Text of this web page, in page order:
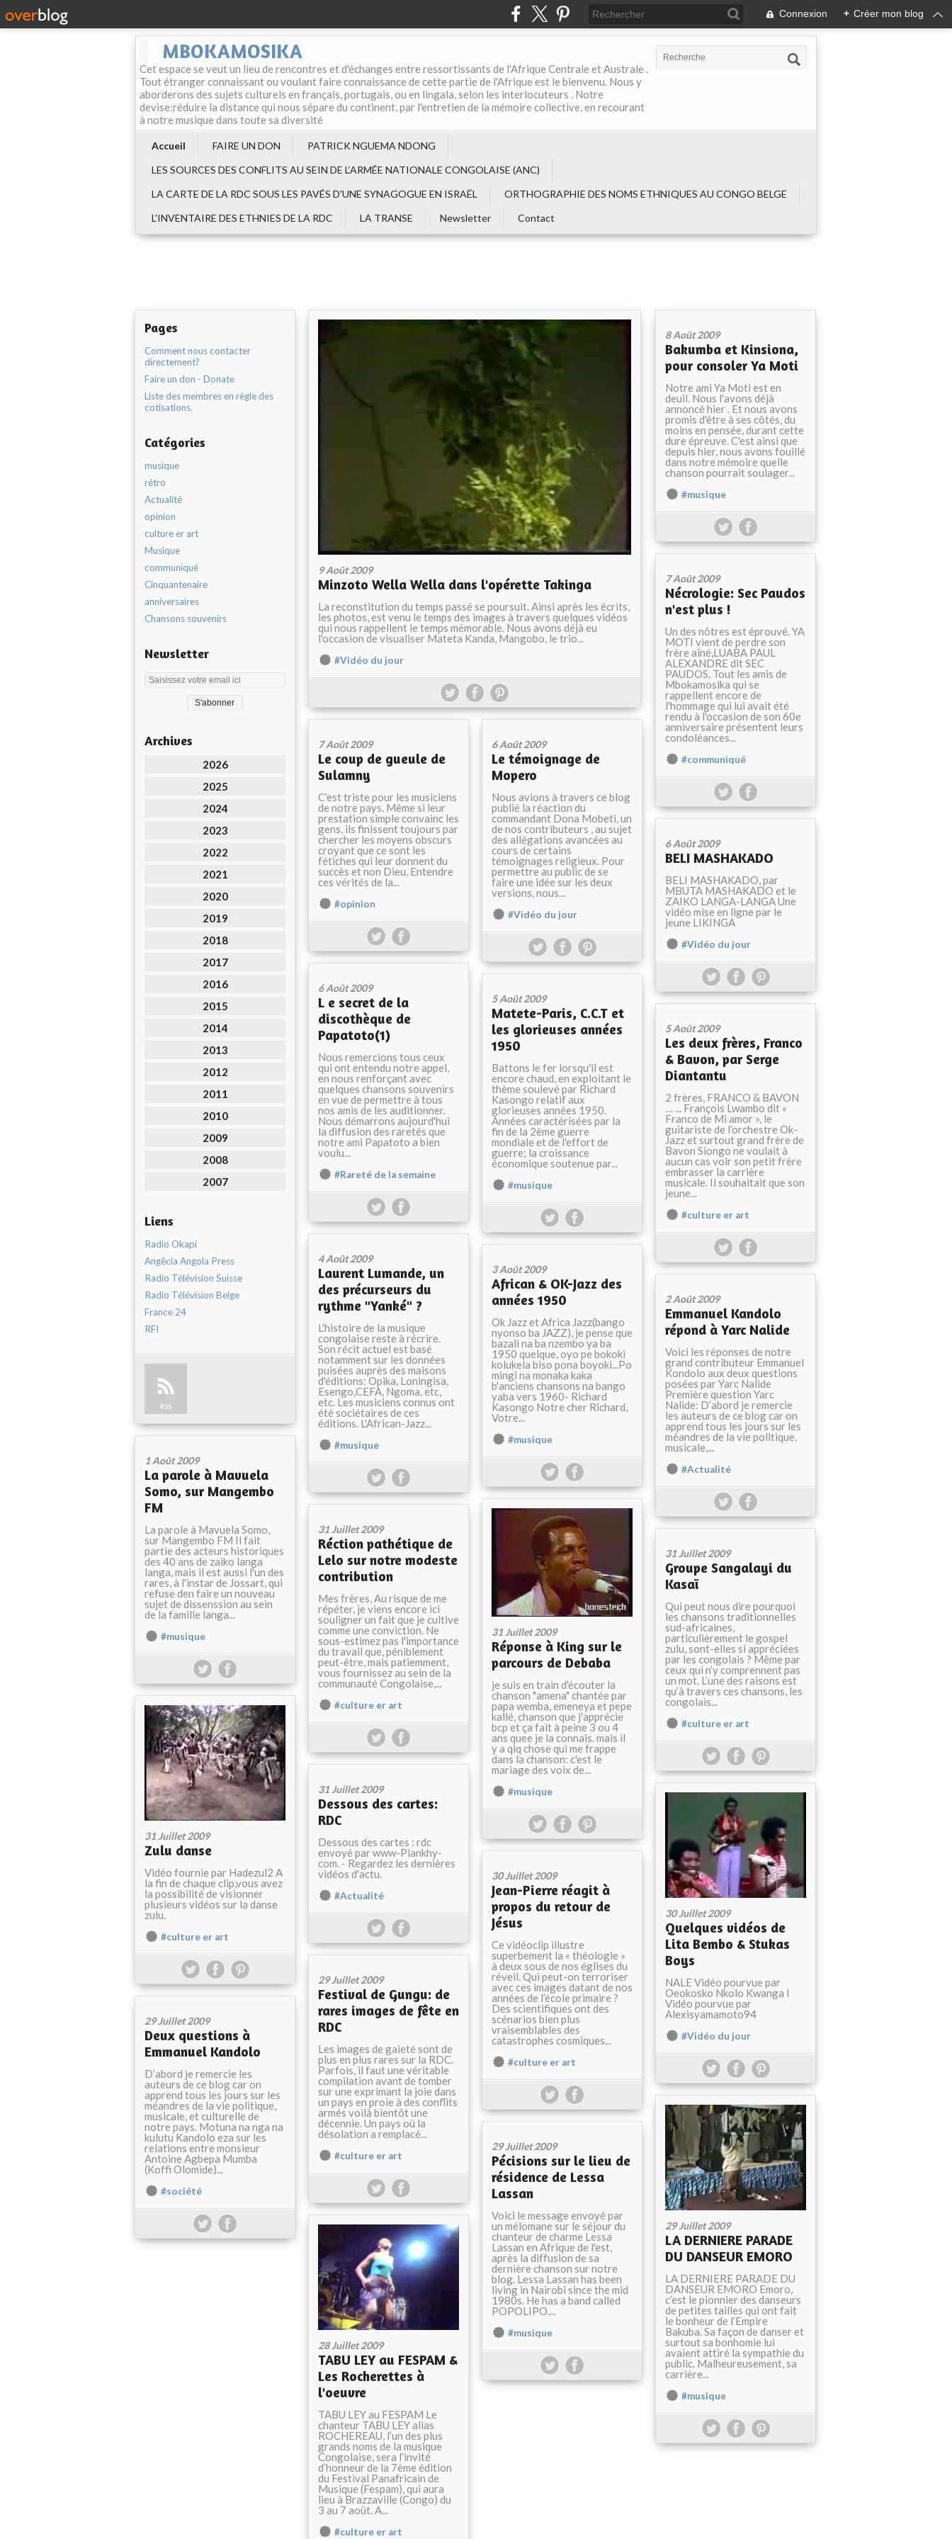
Connexion + Créer mon blog
MBOKAMOSIKA
Cet espace se veut un lieu de rencontres et d'échanges entre ressortissants de l'Afrique Centrale et Australe .
Tout étranger connaissant ou voulant faire connaissance de cette partie de l'Afrique est le bienvenu. Nous y
aborderons des sujets culturels en français, portugais, ou en lingala, selon les interlocuteurs . Notre
devise:réduire la distance qui nous sépare du continent, par l'entretien de la mémoire collective, en recourant
à notre musique dans toute sa diversité
Accueil FAIRE UN DON
PATRICK NGUEMA NDONG
LES SOURCES DES CONFLITS AU SEIN DE L‘ARMÉE NATIONALE CONGOLAISE (ANC)
LA CARTE DE LA RDC SOUS LES PAVÉS D'UNE SYNAGOGUE EN ISRAËL
ORTHOGRAPHIE DES NOMS ETHNIQUES AU CONGO BELGE
L'INVENTAIRE DES ETHNIES DE LA RDC
LA TRANSE Newsletter Contact
Pages
Comment nous contacter
directement?
Faire un don - Donate
Liste des membres en règle des
cotisations.
Catégories
musique
rétro
Actualité
opinion
culture er art
Musique
communiqué
Cinquantenaire
anniversaires
Chansons souvenirs
Newsletter
Archives
2026
2025
2024
2023
2022
2021
2020
2019
2018
2017
2016
2015
2014
2013
2012
2011
2010
2009
2008
2007
Liens
Radio Okapi
Angêcia Angola Press
Radio Télévision Suisse
Radio Télévision Belge
France 24
RFI
RSS
9 Août 2009
Minzoto Wella Wella dans l'opérette Takinga
La reconstitution du temps passé se poursuit. Ainsi après les écrits,
les photos, est venu le temps des images à travers quelques vidéos
qui nous rappellent le temps mémorable. Nous avons déjà eu
l'occasion de visualiser Mateta Kanda, Mangobo, le trio...
#Vidéo du jour
8 Août 2009
Bakumba et Kinsiona,
pour consoler Ya Moti
Notre ami Ya Moti est en
deuil. Nous l'avons déjà
annoncé hier . Et nous avons
promis d'être à ses côtés, du
moins en pensée, durant cette
dure épreuve. C'est ainsi que
depuis hier, nous avons fouillé
dans notre mémoire quelle
chanson pourrait soulager...
#musique
7 Août 2009
Nécrologie: Sec Paudos
n'est plus !
Un des nôtres est éprouvé. YA
MOTI vient de perdre son
frère aîné,LUABA PAUL
ALEXANDRE dit SEC
PAUDOS. Tout les amis de
Mbokamosika qui se
rappellent encore de
l'hommage qui lui avait été
rendu à l'occasion de son 60e
anniversaire présentent leurs
condoléances...
#communiqué
7 Août 2009
Le coup de gueule de
Sulamny
C'est triste pour les musiciens
de notre pays. Même si leur
prestation simple convainc les
gens, ils finissent toujours par
chercher les moyens obscurs
croyant que ce sont les
fétiches qui leur donnent du
succès et non Dieu. Entendre
ces vérités de la...
#opinion
6 Août 2009
Le témoignage de
Mopero
Nous avions à travers ce blog
publié la réaction du
commandant Dona Mobeti, un
de nos contributeurs , au sujet
des allégations avancées au
cours de certains
témoignages religieux. Pour
permettre au public de se
faire une idée sur les deux
versions, nous...
#Vidéo du jour
6 Août 2009
BELI MASHAKADO
BELI MASHAKADO, par
MBUTA MASHAKADO et le
ZAIKO LANGA-LANGA Une
vidéo mise en ligne par le
jeune LIKINGA
#Vidéo du jour
6 Août 2009
L e secret de la
discothèque de
Papatoto(1)
Nous remercions tous ceux
qui ont entendu notre appel,
en nous renforçant avec
quelques chansons souvenirs
en vue de permettre à tous
nos amis de les auditionner.
Nous démarrons aujourd'hui
la diffusion des raretés que
notre ami Papatoto a bien
voulu...
#Rareté de la semaine
5 Août 2009
Matete-Paris, C.C.T et
les glorieuses années
1950
Battons le fer lorsqu'il est
encore chaud, en exploitant le
thème soulevé par Richard
Kasongo relatif aux
glorieuses années 1950.
Années caractérisées par la
fin de la 2ème guerre
mondiale et de l'effort de
guerre; la croissance
économique soutenue par...
#musique
5 Août 2009
Les deux frères, Franco
& Bavon, par Serge
Diantantu
2 frères, FRANCO & BAVON
… ... François Lwambo dit «
Franco de Mi amor », le
guitariste de l’orchestre Ok-
Jazz et surtout grand frère de
Bavon Siongo ne voulait à
aucun cas voir son petit frère
embrasser la carrière
musicale. Il souhaitait que son
jeune...
#culture er art
4 Août 2009
Laurent Lumande, un
des précurseurs du
rythme "Yanké" ?
L'histoire de la musique
congolaise reste à récrire.
Son récit actuel est basé
notamment sur les données
puisées auprès des maisons
d'éditions: Opika, Loningisa,
Esengo,CEFA, Ngoma, etc,
etc. Les musiciens connus ont
été sociétaires de ces
éditions. L'African-Jazz...
#musique
3 Août 2009
African & OK-Jazz des
années 1950
Ok Jazz et Africa Jazz(bango
nyonso ba JAZZ), je pense que
bazali na ba nzembo ya ba
1950 quelque, oyo pe bokoki
kolukela biso pona boyoki...Po
mingi na monaka kaka
b'anciens chansons na bango
yaba vers 1960- Richard
Kasongo Notre cher Richard,
Votre...
#musique
2 Août 2009
Emmanuel Kandolo
répond à Yarc Nalide
Voici les réponses de notre
grand contributeur Emmanuel
Kondolo aux deux questions
posées par Yarc Nalide
Première question Yarc
Nalide: D’abord je remercie
les auteurs de ce blog car on
apprend tous les jours sur les
méandres de la vie politique,
musicale,...
#Actualité
1 Août 2009
La parole à Mavuela
Somo, sur Mangembo
FM
La parole à Mavuela Somo,
sur Mangembo FM Il fait
partie des acteurs historiques
des 40 ans de zaiko langa
langa, mais il est aussi l'un des
rares, à l'instar de Jossart, qui
refuse den faire un nouveau
sujet de dissenssion au sein
de la famille langa...
#musique 31 Juillet 2009
Réponse à King sur le
parcours de Debaba
je suis en train d'écouter la
chanson "amena" chantée par
papa wemba, emeneya et pepe
kallé, chanson que j'apprécie
bcp et ça fait à peine 3 ou 4
ans quee je la connais. mais il
y a qlq chose qui me frappe
dans la chanson: c'est le
mariage des voix de...
#musique
31 Juillet 2009
Réction pathétique de
Lelo sur notre modeste
contribution
Mes frères, Au risque de me
répéter, je viens encore ici
souligner un fait que je cultive
comme une conviction. Ne
sous-estimez pas l'importance
du travail que, péniblement
peut-être, mais patiemment,
vous fournissez au sein de la
communauté Congolaise,...
#culture er art
31 Juillet 2009
Groupe Sangalayi du
Kasaï
Qui peut nous dire pourquoi
les chansons traditionnelles
sud-africaines,
particulièrement le gospel
zulu, sont-elles si appréciées
par les congolais ? Même par
ceux qui n’y comprennent pas
un mot. L’une des raisons est
qu’à travers ces chansons, les
congolais...
#culture er art
31 Juillet 2009
Zulu danse
Vidéo fournie par Hadezul2 A
la fin de chaque clip,vous avez
la possibilité de visionner
plusieurs vidéos sur la danse
zulu.
#culture er art
31 Juillet 2009
Dessous des cartes:
RDC
Dessous des cartes : rdc
envoyé par www-Piankhy-
com. - Regardez les dernières
vidéos d'actu.
#Actualité
30 Juillet 2009
Quelques vidéos de
Lita Bembo & Stukas
Boys
NALE Vidéo pourvue par
Oeokosko Nkolo Kwanga I
Vidéo pourvue par
Alexisyamamoto94
#Vidéo du jour
30 Juillet 2009
Jean-Pierre réagit à
propos du retour de
Jésus
Ce vidéoclip illustre
superbement la « théologie »
à deux sous de nos églises du
réveil. Qui peut-on terroriser
avec ces images datant de nos
années de l’école primaire ?
Des scientifiques ont des
scénarios bien plus
vraisemblables des
catastrophes cosmiques...
#culture er art
29 Juillet 2009
Festival de Gungu: de
rares images de fête en
RDC
Les images de gaieté sont de
plus en plus rares sur la RDC.
Parfois, il faut une véritable
compilation avant de tomber
sur une exprimant la joie dans
un pays en proie à des conflits
armés voilà bientôt une
décennie. Un pays où la
désolation a remplacé...
#culture er art
29 Juillet 2009
Deux questions à
Emmanuel Kandolo
D’abord je remercie les
auteurs de ce blog car on
apprend tous les jours sur les
méandres de la vie politique,
musicale, et culturelle de
notre pays. Motuna na nga na
kulutu Kandolo eza sur les
relations entre monsieur
Antoine Agbepa Mumba
(Koffi Olomide)...
#société
29 Juillet 2009
LA DERNIERE PARADE
DU DANSEUR EMORO
LA DERNIERE PARADE DU
DANSEUR EMORO Emoro,
c’est le pionnier des danseurs
de petites tailles qui ont fait
le bonheur de l’Empire
Bakuba. Sa façon de danser et
surtout sa bonhomie lui
avaient attiré la sympathie du
public. Malheureusement, sa
carrière...
#musique
29 Juillet 2009
Pécisions sur le lieu de
résidence de Lessa
Lassan
Voici le message envoyé par
un mélomane sur le séjour du
chanteur de charme Lessa
Lassan en Afrique de l'est,
après la diffusion de sa
dernière chanson sur notre
blog. Lessa Lassan has been
living in Nairobi since the mid
1980s. He has a band called
POPOLIPO....
#musique
28 Juillet 2009
TABU LEY au FESPAM &
Les Rocherettes à
l'oeuvre
TABU LEY au FESPAM Le
chanteur TABU LEY alias
ROCHEREAU, l’un des plus
grands noms de la musique
Congolaise, sera l’invité
d’honneur de la 7ème édition
du Festival Panafricain de
Musique (Fespam), qui aura
lieu à Brazzaville (Congo) du
3 au 7 août. A...
#culture er art